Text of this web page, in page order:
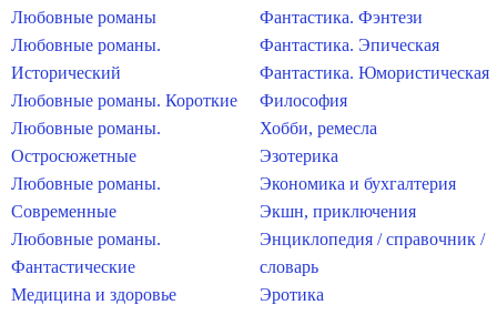
Любовные романы
Любовные романы.
Исторический
Любовные романы. Короткие
Любовные романы.
Остросюжетные
Любовные романы.
Современные
Любовные романы.
Фантастические
Медицина и здоровье
Фантастика. Фэнтези
Фантастика. Эпическая
Фантастика. Юмористическая
Философия
Хобби, ремесла
Эзотерика
Экономика и бухгалтерия
Экшн, приключения
Энциклопедия / справочник /
словарь
Эротика